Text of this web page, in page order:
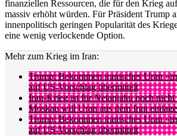
finanziellen Ressourcen, die für den Krieg
massiv erhöht würden. Für Präsident Trump
innenpolitisch geringen Popularität des
eine wenig verlockende Option.
Mehr zum Krieg im Iran:
Trump: Bekommen iranisches Uran
auf US-Vorschlag übermittelt
Iran-Krieg ist für Netanjahu noch nicht
Moskau will Uran aus dem Iran
Trump: Bekommen iranisches Uran
auf US-Vorschlag übermittelt